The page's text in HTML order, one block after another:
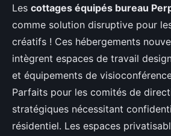
Les cottages équipés bureau
comme solution disruptive pour
créatifs ! Ces hébergements
intègrent espaces de travail
et équipements de
Parfaits pour les comités de
stratégiques nécessitant
résidentiel. Les espaces